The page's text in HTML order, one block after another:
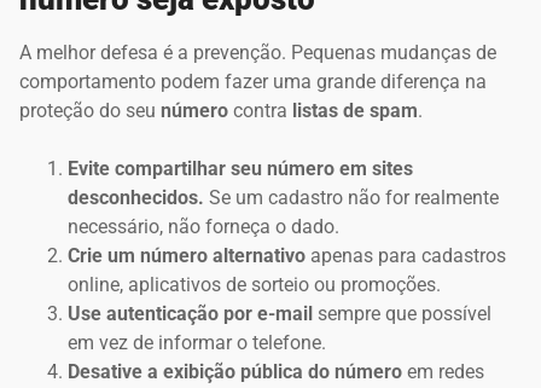
A melhor defesa é a prevenção. Pequenas mudanças de
comportamento podem fazer uma grande diferença na
proteção do seu número contra listas de spam.
Evite compartilhar seu número em sites
desconhecidos. Se um cadastro não for realmente
necessário, não forneça o dado.
Crie um número alternativo apenas para cadastros
online, aplicativos de sorteio ou promoções.
Use autenticação por e-mail sempre que possível
em vez de informar o telefone.
Desative a exibição pública do número em redes